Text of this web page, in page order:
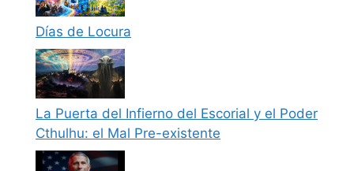
Días de Locura
La Puerta del Infierno del Escorial y el Poder
Cthulhu: el Mal Pre-existente